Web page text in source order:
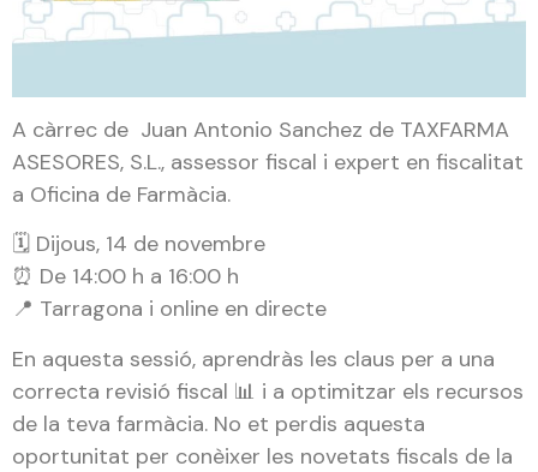
A càrrec de Juan Antonio Sanchez de TAXFARMA
ASESORES, S.L., assessor fiscal i expert en fiscalitat
a Oficina de Farmàcia.
🗓️ Dijous, 14 de novembre
⏰ De 14:00 h a 16:00 h
📍 Tarragona i online en directe
En aquesta sessió, aprendràs les claus per a una
correcta revisió fiscal 📊 i a optimitzar els recursos
de la teva farmàcia. No et perdis aquesta
oportunitat per conèixer les novetats fiscals de la